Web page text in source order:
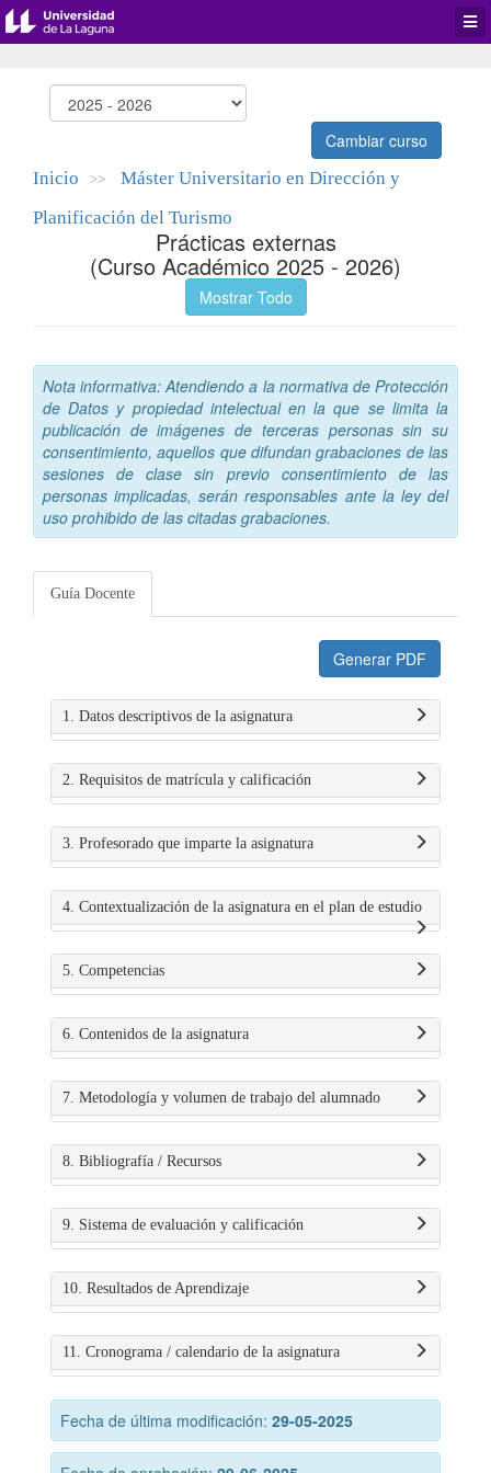
Cambiar curso
Inicio >>
Máster Universitario en Dirección y
Planificación del Turismo
Prácticas externas
(Curso Académico 2025 - 2026)
Mostrar Todo
Nota informativa: Atendiendo a la normativa de Protección
de Datos y propiedad intelectual en la que se limita la
publicación de imágenes de terceras personas sin su
consentimiento, aquellos que difundan grabaciones de las
sesiones de clase sin previo consentimiento de las
personas implicadas, serán responsables ante la ley del
uso prohibido de las citadas grabaciones.
Guía Docente
Generar PDF
1. Datos descriptivos de la asignatura
2. Requisitos de matrícula y calificación
3. Profesorado que imparte la asignatura
4. Contextualización de la asignatura en el plan de estudio
5. Competencias
6. Contenidos de la asignatura
7. Metodología y volumen de trabajo del alumnado
8. Bibliografía / Recursos
9. Sistema de evaluación y calificación
10. Resultados de Aprendizaje
11. Cronograma / calendario de la asignatura
Fecha de última modificación: 29-05-2025